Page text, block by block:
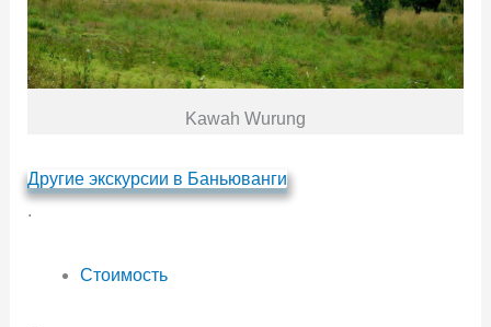
Kawah Wurung
Другие экскурсии в Баньюванги
.
Стоимость